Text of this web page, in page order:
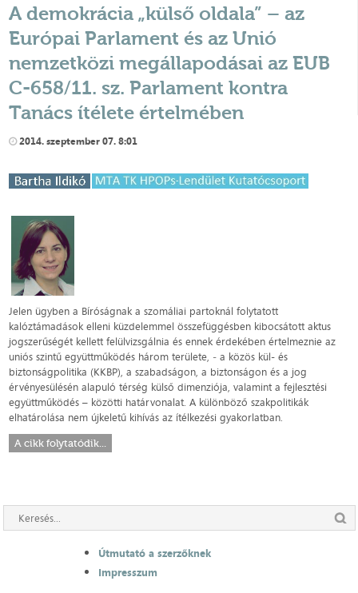
A demokrácia „külső oldala” – az
Európai Parlament és az Unió
nemzetközi megállapodásai az EUB
C-658/11. sz. Parlament kontra
Tanács ítélete értelmében
2014. szeptember 07. 8:01
Jelen ügyben a Bíróságnak a szomáliai partoknál folytatott
kalóztámadások elleni küzdelemmel összefüggésben kibocsátott aktus
jogszerűségét kellett felülvizsgálnia és ennek érdekében értelmeznie az
uniós szintű együttműködés három területe, ‑ a közös kül- és
biztonságpolitika (KKBP), a szabadságon, a biztonságon és a jog
érvényesülésén alapuló térség külső dimenziója, valamint a fejlesztési
együttműködés – közötti határvonalat. A különböző szakpolitikák
elhatárolása nem újkeletű kihívás az ítélkezési gyakorlatban.
A cikk folytatódik...
Útmutató a szerzőknek
Impresszum